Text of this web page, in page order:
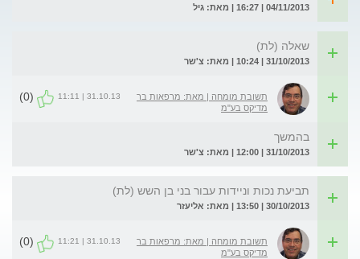
04/11/2013 | 16:27 | מאת: גיל
שאלה (לת)
31/10/2013 | 10:24 | מאת: צ'שר
תשובת מומחה | מאת: מרפאות בר
מדיקס בע"מ
31.10.13 | 11:11
(0)
בהמשך
31/10/2013 | 12:00 | מאת: צ'שר
תביעת נכות וניידות עבור בני בן השש (לת)
30/10/2013 | 13:50 | מאת: אליעזר
תשובת מומחה | מאת: מרפאות בר
מדיקס בע"מ
31.10.13 | 11:21
(0)